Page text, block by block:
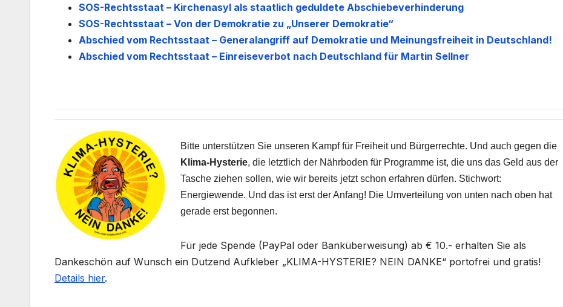
SOS-Rechtsstaat – Kirchenasyl als staatlich geduldete Abschiebeverhinderung
SOS-Rechtsstaat – Von der Demokratie zu „Unserer Demokratie“
Abschied vom Rechtsstaat – Generalangriff auf Demokratie und Meinungsfreiheit in Deutschland!
Abschied vom Rechtsstaat – Einreiseverbot nach Deutschland für Martin Sellner
Bitte unterstützen Sie unseren Kampf für Freiheit und Bürgerrechte. Und auch gegen die
Klima-Hysterie, die letztlich der Nährboden für Programme ist, die uns das Geld aus der
Tasche ziehen sollen, wie wir bereits jetzt schon erfahren dürfen. Stichwort:
Energiewende. Und das ist erst der Anfang! Die Umverteilung von unten nach oben hat
gerade erst begonnen.
Für jede Spende (PayPal oder Banküberweisung) ab € 10.- erhalten Sie als
Dankeschön auf Wunsch ein Dutzend Aufkleber „KLIMA-HYSTERIE? NEIN DANKE“ portofrei und gratis!
Details hier.